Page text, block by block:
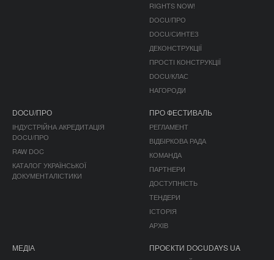
RIGHTS NOW!
DOCU/ПРО
DOCU/СИНТЕЗ
ДЕКОНСТРУКЦІЇ
ПРОСТІ КОНСТРУКЦІЇ
DOCU/КЛАС
НАГОРОДИ
DOCU/ПРО
ІНДУСТРІЙНА АКРЕДИТАЦІЯ
DOCU/ПРО
RAW DOC
КАТАЛОГ УКРАЇНСЬКОЇ
ДОКУМЕНТАЛІСТИКИ
ПРО ФЕСТИВАЛЬ
РЕГЛАМЕНТ
ВІДБІРКОВА РАДА
КОМАНДА
ПАРТНЕРИ
ДОСТУПНІСТЬ
ТЕНДЕРИ
ІСТОРІЯ
АРХІВ
МЕДІА ПРОЄКТИ DOCUDAYS UA